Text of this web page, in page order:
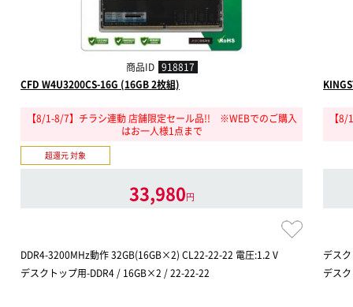
商品ID 918817
CFD W4U3200CS-16G (16GB 2枚組)
【8/1-8/7】チラシ連動 店舗限定セール品!! ※WEBでのご購入
はお一人様1点まで
超還元 対象
33,980円
DDR4-3200MHz動作 32GB(16GB×2) CL22-22-22 電圧:1.2 V
デスクトップ用-DDR4 / 16GB×2 / 22-22-22
【
デス
デス